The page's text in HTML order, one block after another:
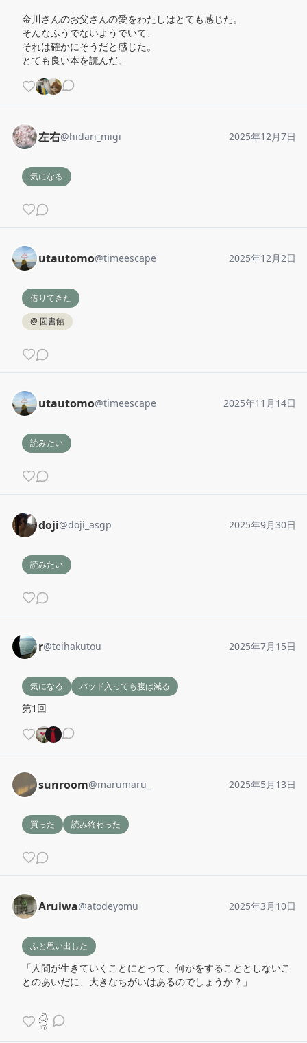
金川さんのお父さんの愛をわたしはとても感じた。
そんなふうでないようでいて、
それは確かにそうだと感じた。
とても良い本を読んだ。
左右@hidari_migi 2025年12月7日
気になる
utautomo@timeescape 2025年12月2日
借りてきた
@ 図書館
utautomo@timeescape 2025年11月14日
読みたい
doji@doji_asgp 2025年9月30日
読みたい
r@teihakutou 2025年7月15日
気になる バッド入っても腹は減る
第1回
sunroom@marumaru_ 2025年5月13日
買った 読み終わった
Aruiwa@atodeyomu 2025年3月10日
ふと思い出した
「人間が生きていくことにとって、何かをすることとしないこ
とのあいだに、大きなちがいはあるのでしょうか？」